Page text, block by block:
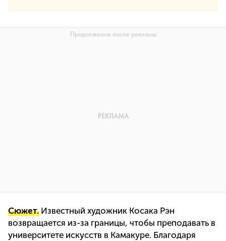
Сюжет. Известный художник Косака Рэн
возвращается из-за границы, чтобы преподавать в
университете искусств в Камакуре. Благодаря